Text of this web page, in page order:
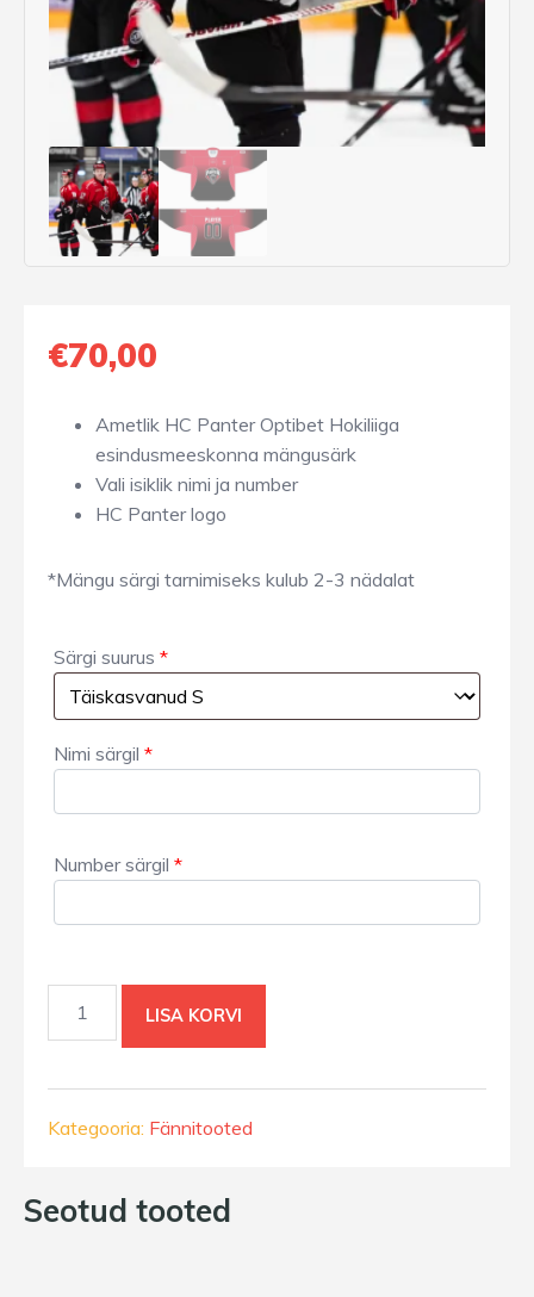
€70,00
Ametlik HC Panter Optibet Hokiliiga
esindusmeeskonna mängusärk
Vali isiklik nimi ja number
HC Panter logo
*Mängu särgi tarnimiseks kulub 2-3 nädalat
Särgi suurus *
Nimi särgil *
Number särgil *
mängusärk
LISA KORVI
Kategooria: Fännitooted
Seotud tooted